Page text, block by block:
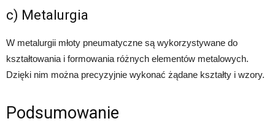
c) Metalurgia
W metalurgii młoty pneumatyczne są wykorzystywane do
kształtowania i formowania różnych elementów metalowych.
Dzięki nim można precyzyjnie wykonać żądane kształty i wzory.
Podsumowanie